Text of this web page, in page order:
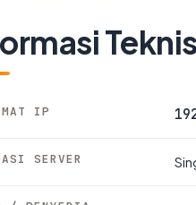
Teknis
IP
SERVER